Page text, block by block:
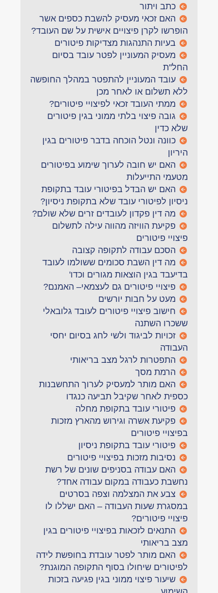
כתב ויתור
האם זכאי מעסיק להשבת כספים אשר
הופרשו לקרן פיצויים אישית על שם העובד?
בעיות התנהגות מצדיקות פיטורים
מעסיק המעוניין לפטר עובד בסיום
החל''ת
עובד המעוניין להתפטר במהלך החופשה
ללא תשלום או לאחר מכן
ממתי העובד זכאי לפיצויי פיטורים?
גובה פיצוי בלתי ממוני בגין פיטורים
שלא כדין
כוונה ונטל הוכחה בדבר פיטורים בגין
היריון
האם יש חובה לערוך שימוע בפיטורים
מטעמי התייעלות
האם יש הבדל בפיטורי עובד בתקופת
ניסיון לפיטורי עובד שלא בתקופת ניסיון?
מה דין פקדון לעובדים זרים שלא שולם?
פקיעת הוויזה מהווה עילה לתשלום
פיצויי פיטורים
הסכם עבודה לתקופה קצובה
מה דין השבת סכומים ששולמו לעובד
בדיעבד בגין הוצאות מגורים וכדו'
פיצויי פיטורים גם לעצמאי– האמנם?
מעט על חבות יורשים
חישוב פיצויי פיטורים לעובד גלובאלי
ששכרו השתנה
זכויות לביגוד ולשי לחג בסיום יחסי
העבודה
התפטרות לרגל מצב בריאותי
הרמת מסך
האם מותר למעסיק לערוך התחשבנות
כספית לאחר שקיבל תביעה כנגדו
פיטורי עובד בתקופת מחלה
פקיעת אשרה וגירוש מהארץ מזכות
בפיצויי פיטורים
פיטורי עובד בתקופת ניסיון
נסיבות מזכות בפיצויי פיטורים
האם עבודה בסניפים שונים של רשת
נחשבת כעבודה במקום עבודה אחד?
צבע את המצלמה וצפה בסרטים
במסגרת שעות העבודה – האם ישללו לו
פיצויי פיטורים?
התנאים לזכאות בפיצויי פיטורים בגין
מצב בריאותי
האם מותר לפטר עובדת בחופשת לידה
לפיטורים שיחולו בסוף התקופה המוגנת?
שיעור פיצוי ממוני בגין פגיעה בזכות